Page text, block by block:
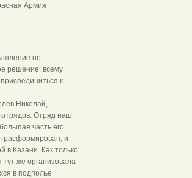
Армия
не
решение: всему
к
Николай,
Отряд наш
часть его
расформирован, и
в Казани. Как только
же организовала
в подполье